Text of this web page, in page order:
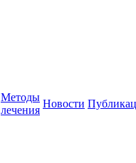
Методы
лечения
Новости